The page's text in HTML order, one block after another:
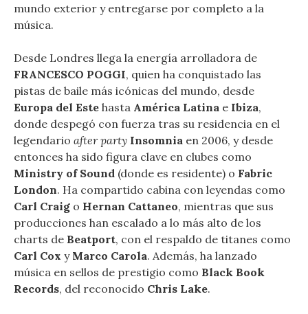
mundo exterior y entregarse por completo a la
música.
Desde Londres llega la energía arrolladora de
FRANCESCO POGGI, quien ha conquistado las
pistas de baile más icónicas del mundo, desde
Europa del Este hasta América Latina e Ibiza,
donde despegó con fuerza tras su residencia en el
legendario after party Insomnia en 2006, y desde
entonces ha sido figura clave en clubes como
Ministry of Sound (donde es residente) o Fabric
London. Ha compartido cabina con leyendas como
Carl Craig o Hernan Cattaneo, mientras que sus
producciones han escalado a lo más alto de los
charts de Beatport, con el respaldo de titanes como
Carl Cox y Marco Carola. Además, ha lanzado
música en sellos de prestigio como Black Book
Records, del reconocido Chris Lake.